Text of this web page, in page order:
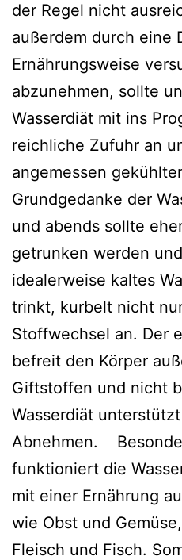
der Regel nicht
außerdem durch eine
Ernährungsweise
abzunehmen, sollte
Wasserdiät mit ins
reichliche Zufuhr an
angemessen
Grundgedanke der
und abends sollte
getrunken werden
idealerweise kaltes
trinkt, kurbelt nicht
Stoffwechsel an. Der
befreit den Körper
Giftstoffen und nicht
Wasserdiät
Abnehmen.
funktioniert die
mit einer Ernährung
wie Obst und
Fleisch und Fisch.